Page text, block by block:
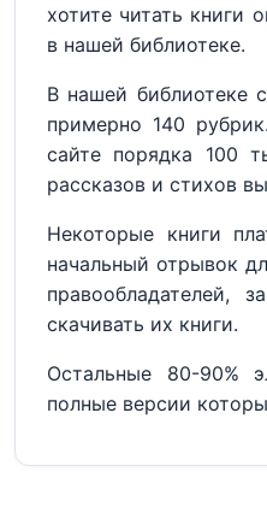
хотите читать книги
в нашей библиотеке.
В нашей библиотеке
примерно 140
сайте порядка 100
рассказов и стихов
Некоторые книги
начальный отрывок
правообладателей,
скачивать их книги.
Остальные 80-90%
полные версии